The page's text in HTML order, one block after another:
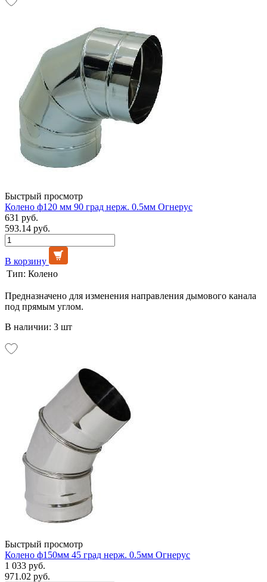
Быстрый просмотр
Колено ф120 мм 90 град нерж. 0.5мм Огнерус
631 руб.
593.14 руб.
В корзину
Тип: Колено
Предназначено для изменения направления дымового канала
под прямым углом.
В наличии: 3 шт
Быстрый просмотр
Колено ф150мм 45 град нерж. 0.5мм Огнерус
1 033 руб.
971.02 руб.